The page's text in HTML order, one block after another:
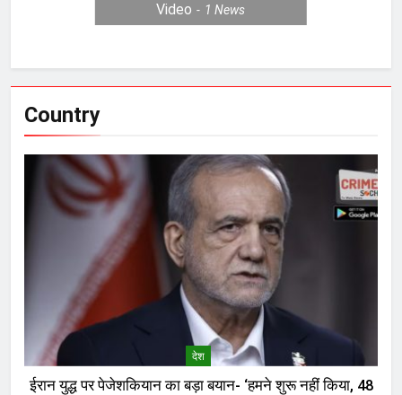
Video 1News
Country
देश
ईरान युद्ध पर पेजेशकियान का बड़ा बयान- ‘हमने शुरू नहीं किया, 48